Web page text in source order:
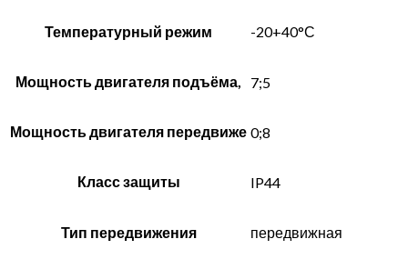
Температурный режим -20+40°С
Мощность двигателя подъёма, 7;5
Мощность двигателя передвиже 0;8
Класс защиты IP44
Тип передвижения передвижная